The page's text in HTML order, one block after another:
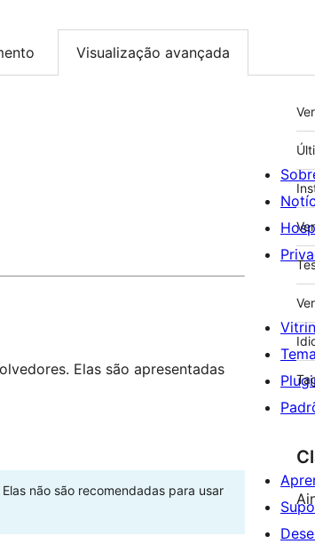
Visualização avançada
Elas são apresentadas
não são recomendadas para usar